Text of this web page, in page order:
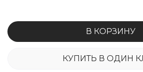
В КОРЗИНУ
КУПИТЬ В ОДИН